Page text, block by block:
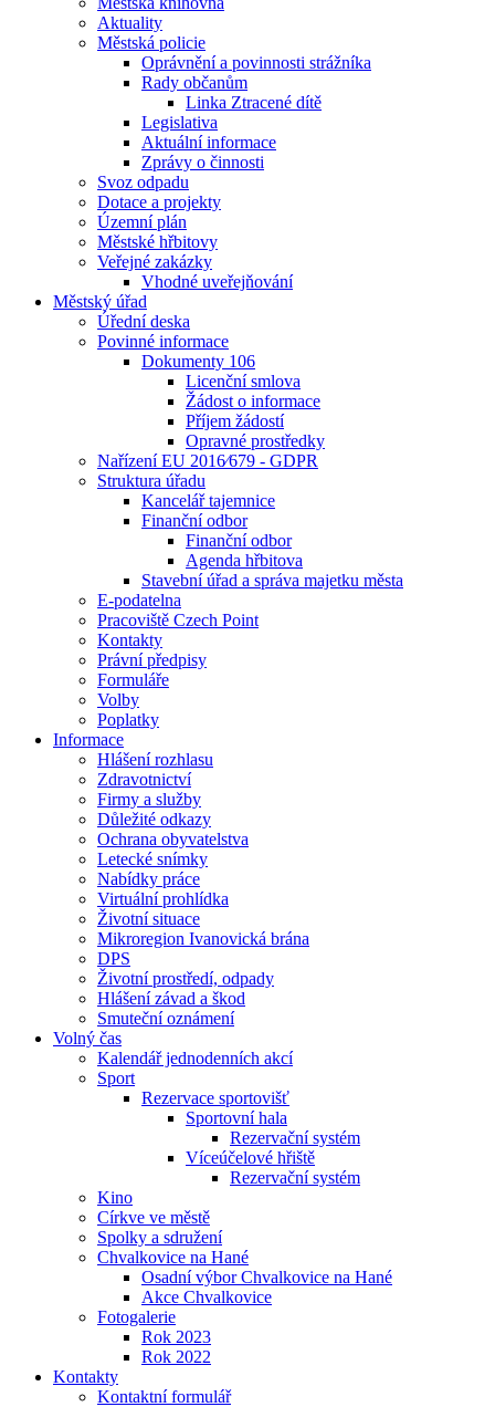
Aktuality
Městská policie
Oprávnění a povinnosti strážníka
Rady občanům
Linka Ztracené dítě
Legislativa
Aktuální informace
Zprávy o činnosti
Svoz odpadu
Dotace a projekty
Územní plán
Městské hřbitovy
Veřejné zakázky
Vhodné uveřejňování
Městský úřad
Úřední deska
Povinné informace
Dokumenty 106
Licenční smlova
Žádost o informace
Příjem žádostí
Opravné prostředky
Nařízení EU 2016⁄679 - GDPR
Struktura úřadu
Kancelář tajemnice
Finanční odbor
Finanční odbor
Agenda hřbitova
Stavební úřad a správa majetku města
E-podatelna
Pracoviště Czech Point
Kontakty
Právní předpisy
Formuláře
Volby
Poplatky
Informace
Hlášení rozhlasu
Zdravotnictví
Firmy a služby
Důležité odkazy
Ochrana obyvatelstva
Letecké snímky
Nabídky práce
Virtuální prohlídka
Životní situace
Mikroregion Ivanovická brána
DPS
Životní prostředí, odpady
Hlášení závad a škod
Smuteční oznámení
Volný čas
Kalendář jednodenních akcí
Sport
Rezervace sportovišť
Sportovní hala
Rezervační systém
Víceúčelové hřiště
Rezervační systém
Kino
Církve ve městě
Spolky a sdružení
Chvalkovice na Hané
Osadní výbor Chvalkovice na Hané
Akce Chvalkovice
Fotogalerie
Rok 2023
Rok 2022
Kontakty
Kontaktní formulář